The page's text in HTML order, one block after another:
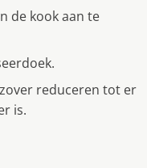
de kook aan te
reduceren tot er
is.